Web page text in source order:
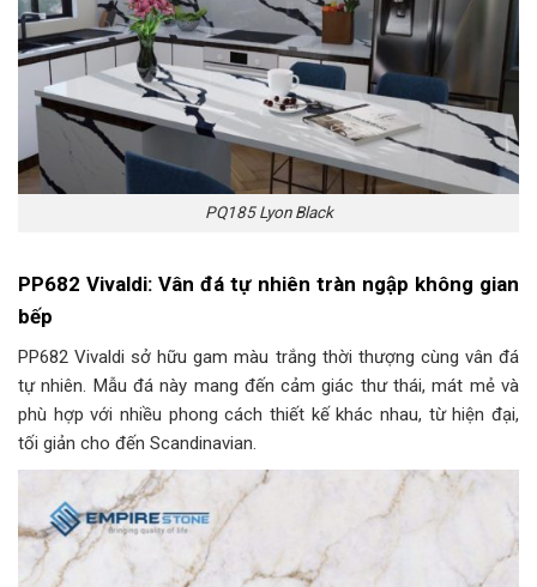
PQ185 Lyon Black
PP682 Vivaldi: Vân đá tự nhiên tràn ngập không gian
bếp
PP682 Vivaldi sở hữu gam màu trắng thời thượng cùng vân đá
tự nhiên. Mẫu đá này mang đến cảm giác thư thái, mát mẻ và
phù hợp với nhiều phong cách thiết kế khác nhau, từ hiện đại,
tối giản cho đến Scandinavian.